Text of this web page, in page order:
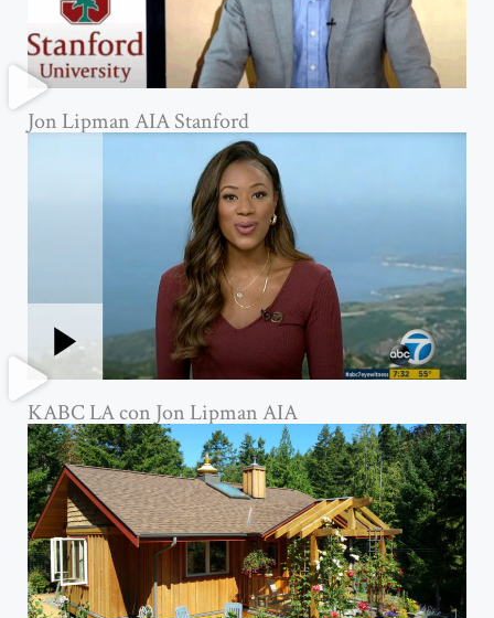
Jon Lipman AIA Stanford
KABC LA con Jon Lipman AIA